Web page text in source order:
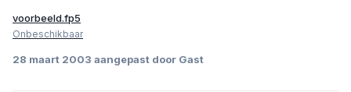
voorbeeld.fp5
Onbeschikbaar
28 maart 2003 aangepast door Gast